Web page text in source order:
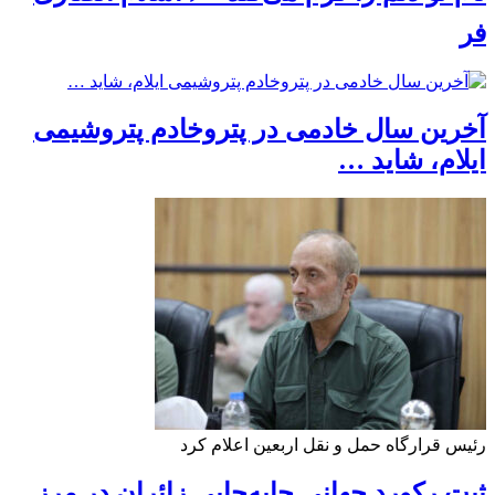
فر
آخرین سال خادمی در پتروخادم پتروشیمی
ایلام، شاید …
رئیس قرارگاه حمل و نقل اربعین اعلام کرد